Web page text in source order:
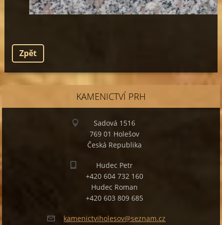
Zpět
KAMENICTVÍ PRH
Sadová 1516
769 01 Holešov
Česká Republika
Hudec Petr
+420 604 732 160
Hudec Roman
+420 603 809 685
kamenictviholesov@seznam.cz